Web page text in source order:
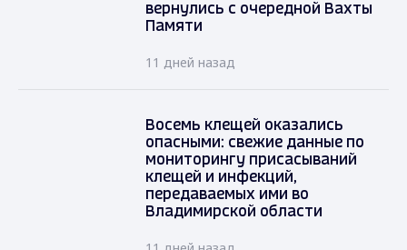
вернулись с очередной Вахты
Памяти
11 дней назад
Восемь клещей оказались
опасными: свежие данные по
мониторингу присасываний
клещей и инфекций,
передаваемых ими во
Владимирской области